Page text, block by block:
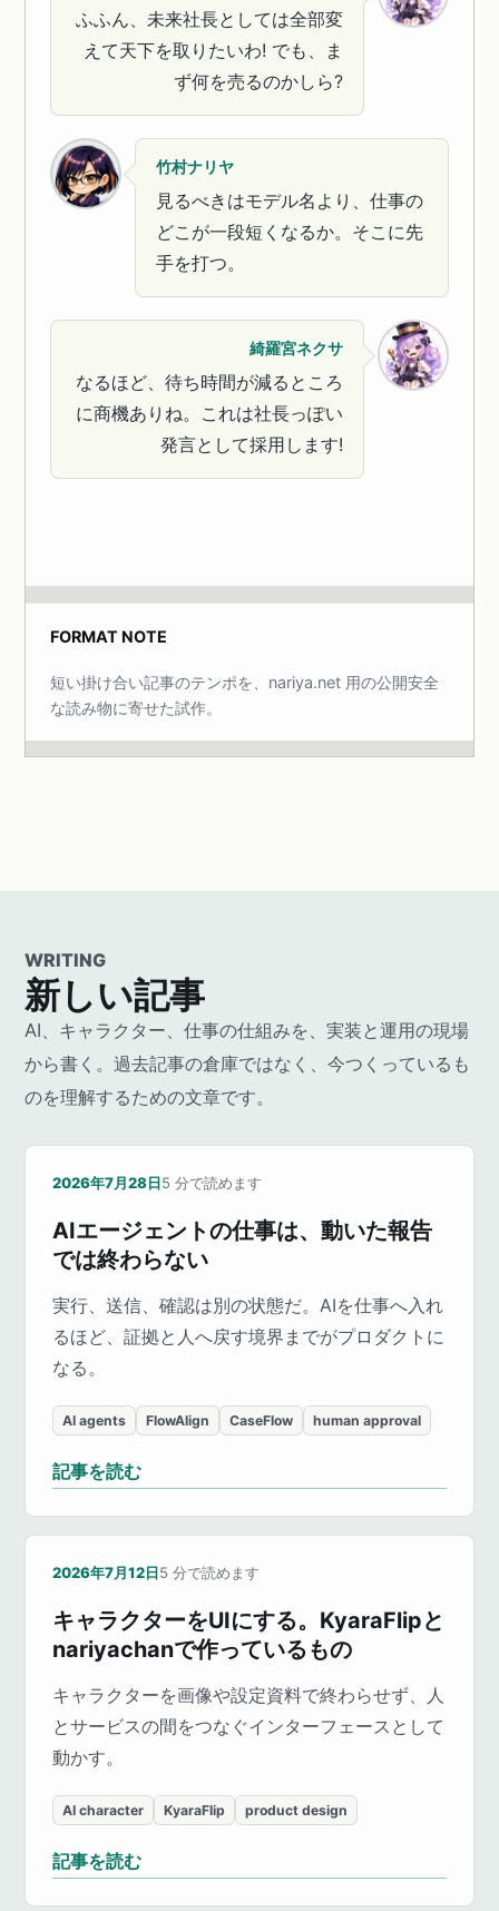
ふふん、未来社長としては全部変
えて天下を取りたいわ! でも、ま
ず何を売るのかしら?
竹村ナリヤ
見るべきはモデル名より、仕事の
どこが一段短くなるか。そこに先
手を打つ。
綺羅宮ネクサ
なるほど、待ち時間が減るところ
に商機ありね。これは社長っぽい
発言として採用します!
FORMAT NOTE
短い掛け合い記事のテンポを、nariya.net 用の公開安全
な読み物に寄せた試作。
WRITING
新しい記事
AI、キャラクター、仕事の仕組みを、実装と運用の現場
から書く。過去記事の倉庫ではなく、今つくっているも
のを理解するための文章です。
2026年7月28日5 分で読めます
AIエージェントの仕事は、動いた報告
では終わらない
実行、送信、確認は別の状態だ。AIを仕事へ入れ
るほど、証拠と人へ戻す境界までがプロダクトに
なる。
AI agents FlowAlign CaseFlow human approval
記事を読む
2026年7月12日5 分で読めます
キャラクターをUIにする。KyaraFlipと
nariyachanで作っているもの
キャラクターを画像や設定資料で終わらせず、人
とサービスの間をつなぐインターフェースとして
動かす。
AI character KyaraFlip product design
記事を読む